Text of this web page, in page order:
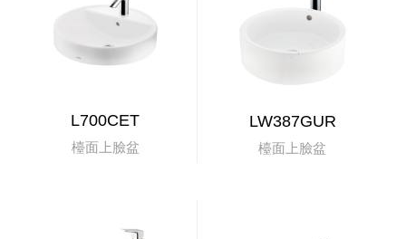
L700CET
檯面上臉盆
LW387GUR
檯面上臉盆